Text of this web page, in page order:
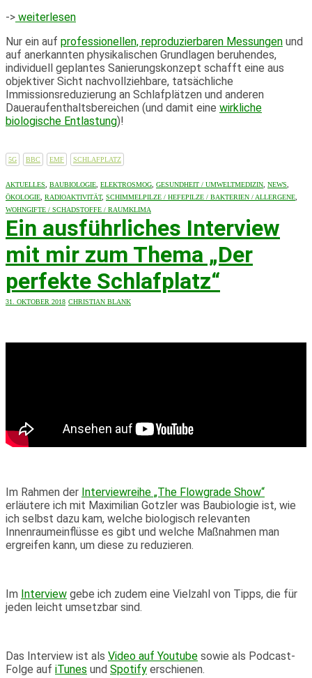
-> weiterlesen
Nur ein auf professionellen, reproduzierbaren Messungen und
auf anerkannten physikalischen Grundlagen beruhendes,
individuell geplantes Sanierungskonzept schafft eine aus
objektiver Sicht nachvollziehbare, tatsächliche
Immissionsreduzierung an Schlafplätzen und anderen
Daueraufenthaltsbereichen (und damit eine wirkliche
biologische Entlastung)!
5G BBC EMF SCHLAFPLATZ
AKTUELLES BAUBIOLOGIE ELEKTROSMOG GESUNDHEIT / UMWELTMEDIZIN NEWS
ÖKOLOGIE RADIOAKTIVITÄT, SCHIMMELPILZE / HEFEPILZE / BAKTERIEN / ALLERGENE
WOHNGIFTE / SCHADSTOFFE / RAUMKLIMA
Ein ausführliches Interview
mit mir zum Thema „Der
perfekte Schlafplatz“
31. OKTOBER 2018 CHRISTIAN BLANK
Im Rahmen der Interviewreihe „The Flowgrade Show“
erläutere ich mit Maximilian Gotzler was Baubiologie ist, wie
ich selbst dazu kam, welche biologisch relevanten
Innenraumeinflüsse es gibt und welche Maßnahmen man
ergreifen kann, um diese zu reduzieren.
Im Interview gebe ich zudem eine Vielzahl von Tipps, die für
jeden leicht umsetzbar sind.
Das Interview ist als Video auf Youtube sowie als Podcast-
Folge auf iTunes und Spotify erschienen.